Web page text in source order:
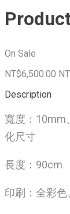
On Sale
NT$6,500.00
Description
寬度：10mm
化尺寸
長度：90cm
印刷：全彩色